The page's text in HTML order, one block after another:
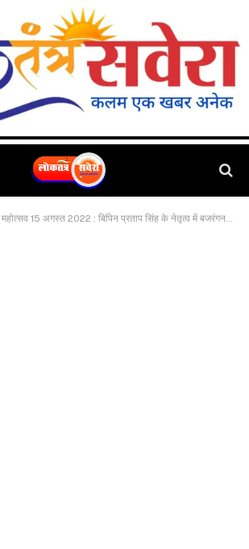
15 अगस्त 2022 : बिपिन प्रताप सिंह के नेतृत्व में बजरंगनगर में हुआ झंडोतोलन